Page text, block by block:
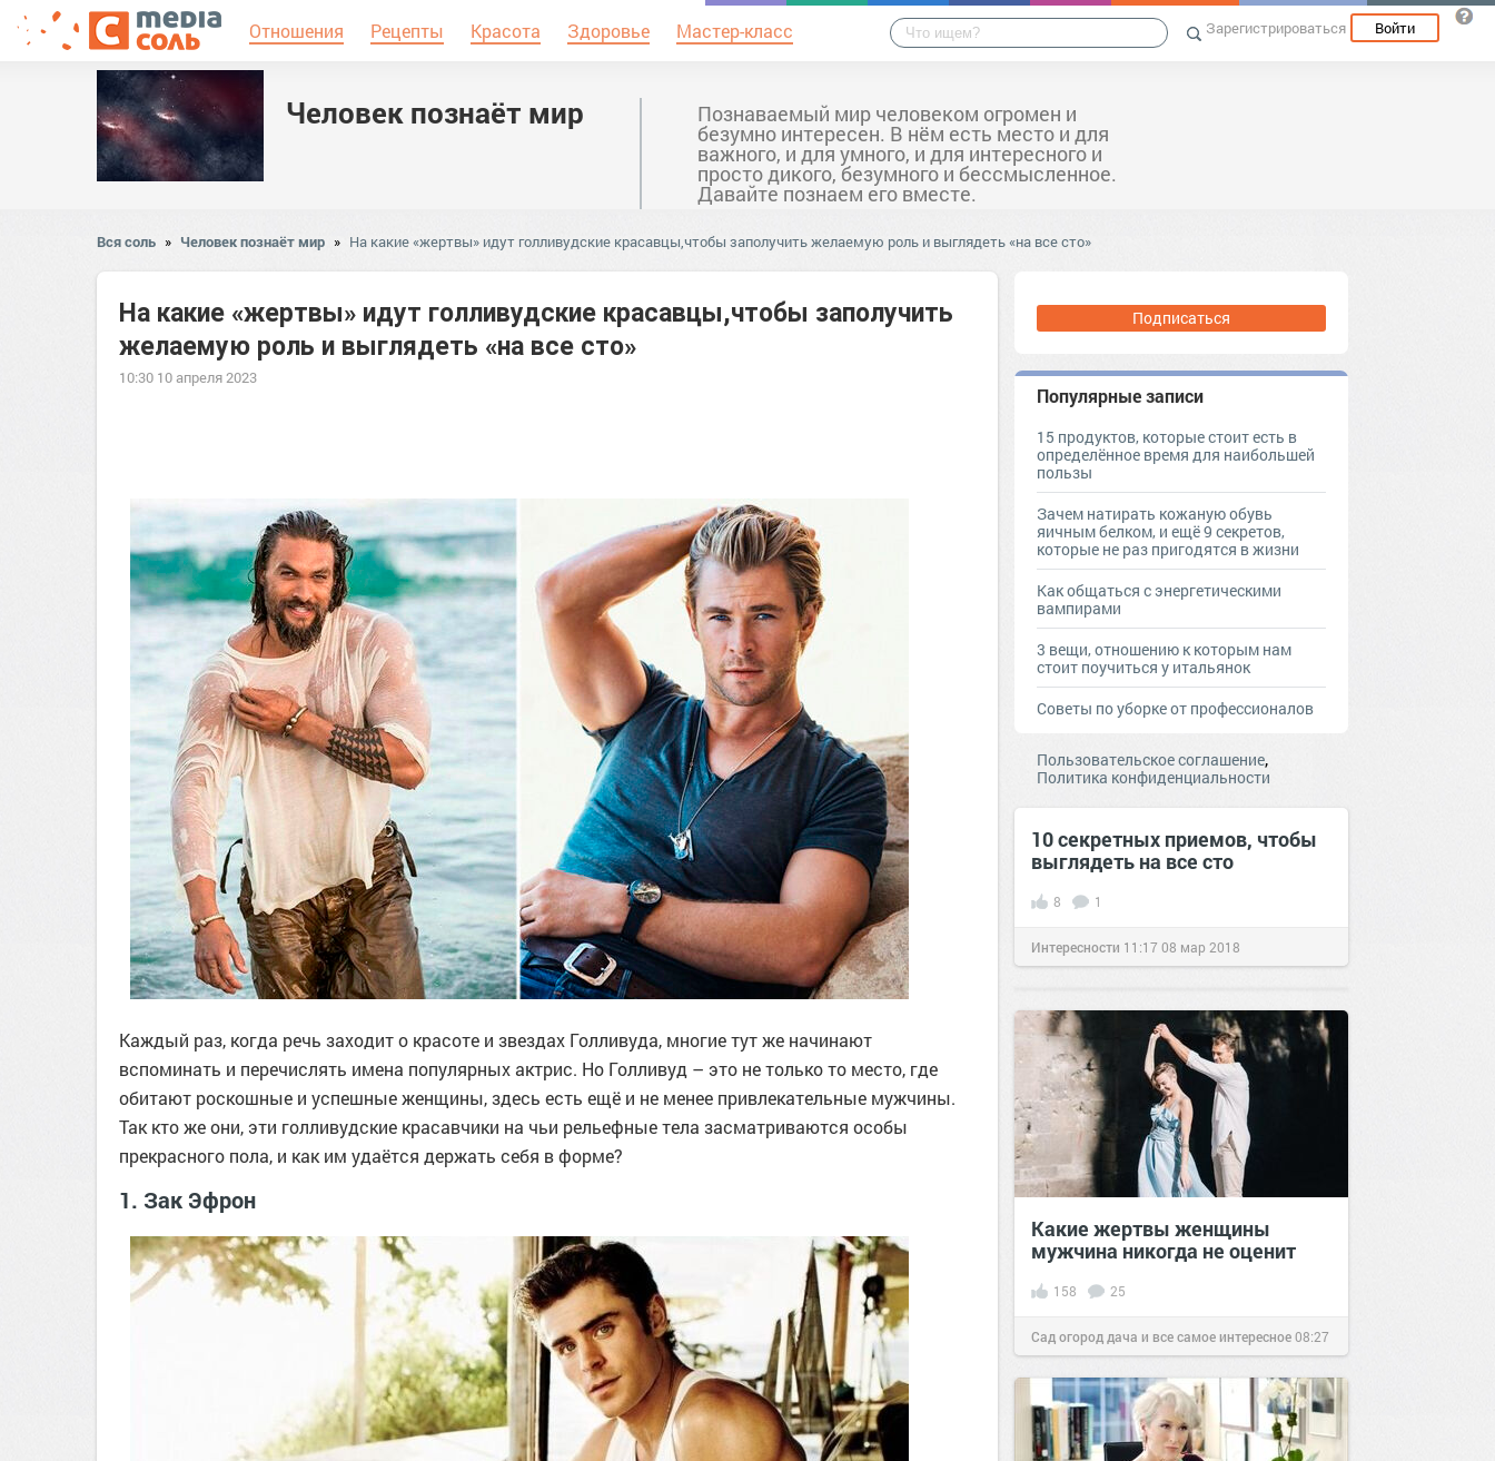
Отношения Рецепты Красота Здоровье Мастер-класс Зарегистрироваться Войти
Человек познаёт мир Познаваемый мир человеком огромен и
безумно интересен. В нём есть место и для
важного, и для умного, и для интересного и
просто дикого, безумного и бессмысленное.
Давайте познаем его вместе.
Вся соль » Человек познаёт мир » На какие «жертвы» идут голливудские красавцы,чтобы заполучить желаемую роль и выглядеть «на все сто»
На какие «жертвы» идут голливудские красавцы,чтобы заполучить
желаемую роль и выглядеть «на все сто»
10:30 10 апреля 2023
Каждый раз, когда речь заходит о красоте и звездах Голливуда, многие тут же начинают
вспоминать и перечислять имена популярных актрис. Но Голливуд – это не только то место, где
обитают роскошные и успешные женщины, здесь есть ещё и не менее привлекательные мужчины.
Так кто же они, эти голливудские красавчики на чьи рельефные тела засматриваются особы
прекрасного пола, и как им удаётся держать себя в форме?
1. Зак Эфрон
Подписаться
Популярные записи
15 продуктов, которые стоит есть в
определённое время для наибольшей
пользы
Зачем натирать кожаную обувь
яичным белком, и ещё 9 секретов,
которые не раз пригодятся в жизни
Как общаться с энергетическими
вампирами
3 вещи, отношению к которым нам
стоит поучиться у итальянок
Советы по уборке от профессионалов
Пользовательское соглашение,
Политика конфиденциальности
10 секретных приемов, чтобы
выглядеть на все сто
8 1
Интересности 11:17 08 мар 2018
Какие жертвы женщины
мужчина никогда не оценит
158 25
Сад огород дача и все самое интересное08:27
30 янв 2022